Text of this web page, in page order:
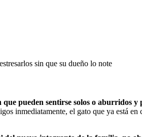
sin que su dueño lo note
que pueden sentirse solos o aburridos
inmediatamente, el gato que ya está